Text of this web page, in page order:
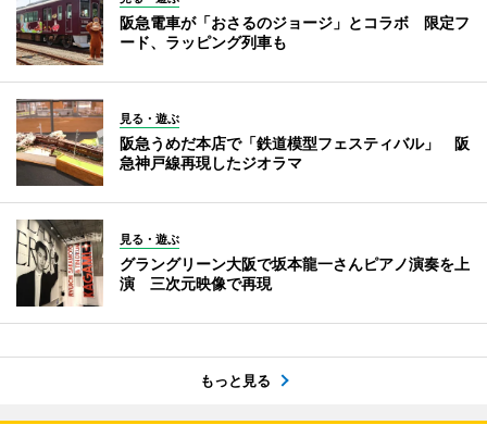
阪急電車が「おさるのジョージ」とコラボ 限定フ
ード、ラッピング列車も
見る・遊ぶ
阪急うめだ本店で「鉄道模型フェスティバル」 阪
急神戸線再現したジオラマ
見る・遊ぶ
グラングリーン大阪で坂本龍一さんピアノ演奏を上
演 三次元映像で再現
もっと見る